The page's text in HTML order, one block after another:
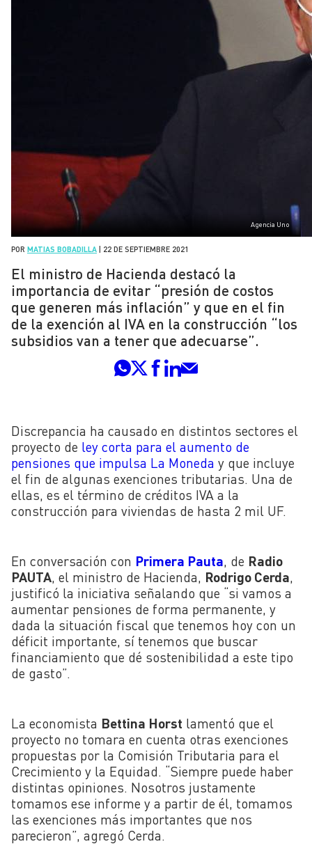
Agencia Uno
POR MATIAS BOBADILLA 22 DE SEPTIEMBRE 2021
El ministro de Hacienda destacó la
importancia de evitar “presión de costos
que generen más inflación” y que en el fin
de la exención al IVA en la construcción “los
subsidios van a tener que adecuarse”.
Discrepancia ha causado en distintos sectores el
proyecto de ley corta para el aumento de
pensiones que impulsa La Moneda y que incluye
el fin de algunas exenciones tributarias. Una de
ellas, es el término de créditos IVA a la
construcción para viviendas de hasta 2 mil UF.
En conversación con Primera Pauta, de Radio
PAUTA, el ministro de Hacienda, Rodrigo Cerda,
justificó la iniciativa señalando que “si vamos a
aumentar pensiones de forma permanente, y
dada la situación fiscal que tenemos hoy con un
déficit importante, sí tenemos que buscar
financiamiento que dé sostenibilidad a este tipo
de gasto”.
La economista Bettina Horst lamentó que el
proyecto no tomara en cuenta otras exenciones
propuestas por la Comisión Tributaria para el
Crecimiento y la Equidad. “Siempre puede haber
distintas opiniones. Nosotros justamente
tomamos ese informe y a partir de él, tomamos
las exenciones más importantes que nos
parecieron”, agregó Cerda.